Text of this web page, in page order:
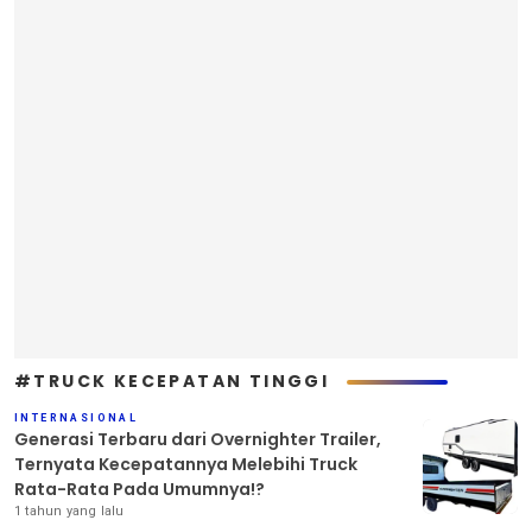
#TRUCK KECEPATAN TINGGI
INTERNASIONAL
Generasi Terbaru dari Overnighter Trailer,
Ternyata Kecepatannya Melebihi Truck
Rata-Rata Pada Umumnya!?
1 tahun yang lalu